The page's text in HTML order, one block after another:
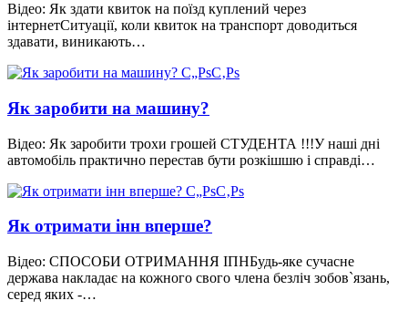
Відео: Як здати квиток на поїзд куплений через
інтернетСитуації, коли квиток на транспорт доводиться
здавати, виникають…
Як заробити на машину?
Відео: Як заробити трохи грошей СТУДЕНТА !!!У наші дні
автомобіль практично перестав бути розкішшю і справді…
Як отримати інн вперше?
Відео: СПОСОБИ ОТРИМАННЯ ІПНБудь-яке сучасне
держава накладає на кожного свого члена безліч зобов`язань,
серед яких -…